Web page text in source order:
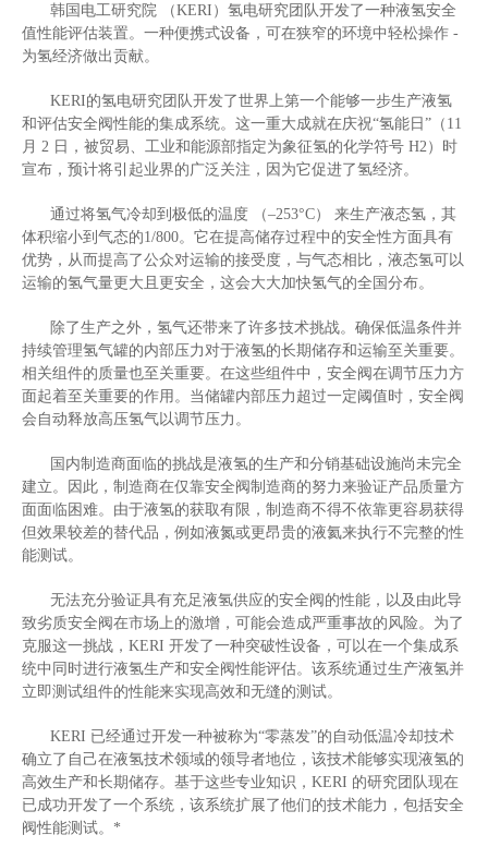
韩国电工研究院 （KERI ）氢电研究团队开发了一种液氢安全
值性能评估装置。一种便携式设备，可在狭窄的环境中轻松操作 -
为氢经济做出贡献。
KERI的氢电研究团队开发了世界上第一个能够一步生产液氢
和评估安全阀性能的集成系统。这一重大成就在庆祝“氢能日” （ 11
月 2 日，被贸易、工业和能源部指定为象征氢的化学符号 H2 ）时
宣布，预计将引起业界的广泛关注，因为它促进了氢经济。
通过将氢气冷却到极低的温度 （–253°C）
来生产液态氢，其
体积缩小到气态的1/800。它在提高储存过程中的安全性方面具有
优势，从而提高了公众对运输的接受度，与气态相比，液态氢可以
运输的氢气量更大且更安全，这会大大加快氢气的全国分布。
除了生产之外，氢气还带来了许多技术挑战。确保低温条件并
持续管理氢气罐的内部压力对于液氢的长期储存和运输至关重要。
相关组件的质量也至关重要。在这些组件中，安全阀在调节压力方
面起着至关重要的作用。当储罐内部压力超过一定阈值时，安全阀
会自动释放高压氢气以调节压力。
国内制造商面临的挑战是液氢的生产和分销基础设施尚未完全
建立。因此，制造商在仅靠安全阀制造商的努力来验证产品质量方
面面临困难。由于液氢的获取有限，制造商不得不依靠更容易获得
但效果较差的替代品，例如液氮或更昂贵的液氦来执行不完整的性
能测试。
无法充分验证具有充足液氢供应的安全阀的性能，以及由此导
致劣质安全阀在市场上的激增，可能会造成严重事故的风险。为了
克服这一挑战， KERI 开发了一种突破性设备，可以在一个集成系
统中同时进行液氢生产和安全阀性能评估。该系统通过生产液氢并
立即测试组件的性能来实现高效和无缝的测试。
KERI 已经通过开发一种被称为“零蒸发”的自动低温冷却技术
确立了自己在液氢技术领域的领导者地位，该技术能够实现液氢的
高效生产和长期储存。基于这些专业知识， KERI 的研究团队现在
已成功开发了一个系统，该系统扩展了他们的技术能力，包括安全
阀性能测试。 *